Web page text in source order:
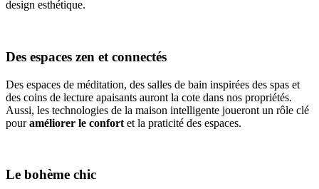
design esthétique.
Des espaces zen et connectés
Des espaces de méditation, des salles de bain inspirées des spas et
des coins de lecture apaisants auront la cote dans nos propriétés.
Aussi, les technologies de la maison intelligente joueront un rôle clé
pouraméliorer le confort et la praticité des espaces.
Le bohème chic